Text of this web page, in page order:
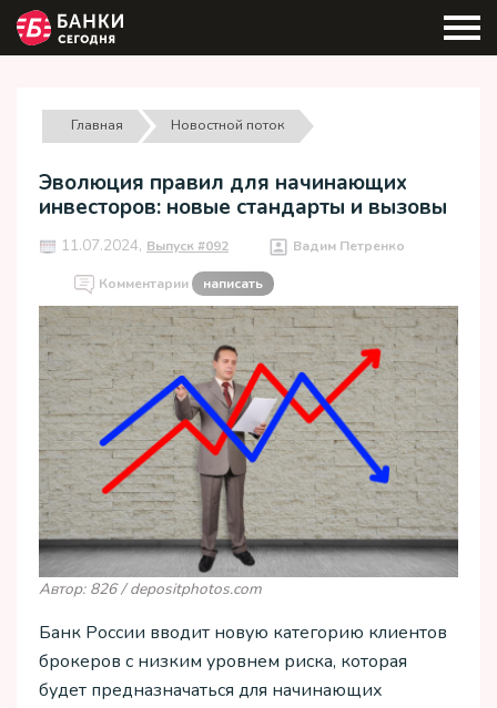
Главная Новостной поток
Эволюция правил для начинающих
инвесторов: новые стандарты и вызовы
11.07.2024, Выпуск #092 Вадим Петренко
Комментарии написать
Автор: 826 / depositphotos.com
Банк России вводит новую категорию клиентов
брокеров с низким уровнем риска, которая
будет предназначаться для начинающих